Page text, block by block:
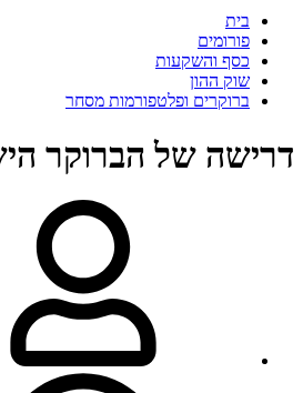
בית
פורומים
כסף והשקעות
שוק ההון
ברוקרים ופלטפורמות מסחר
דרישה של הברוקר